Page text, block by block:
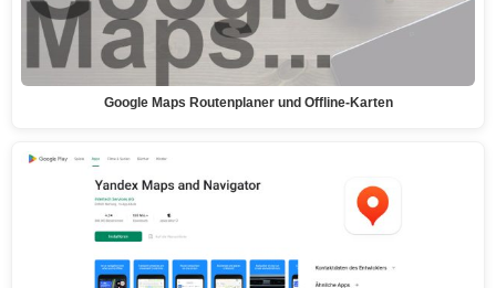
Google Maps Routenplaner und Offline-Karten